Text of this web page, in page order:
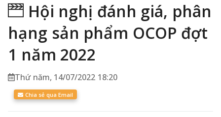
Hội nghị đánh giá, phân
hạng sản phẩm OCOP đợt
1 năm 2022
Thứ năm, 14/07/2022 18:20
Chia sẻ qua Email